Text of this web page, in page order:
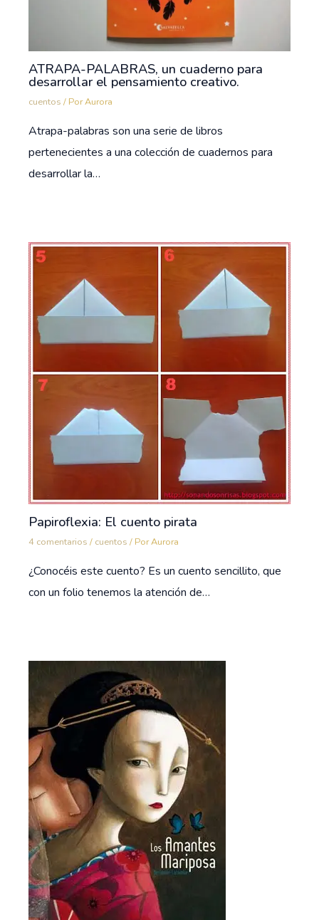
ATRAPA-PALABRAS, un cuaderno para
desarrollar el pensamiento creativo.
cuentos / PorAurora
Atrapa-palabras son una serie de libros
pertenecientes a una colección de cuadernos para
desarrollar la…
Papiroflexia: El cuento pirata
4 comentarios / cuentos / PorAurora
¿Conocéis este cuento? Es un cuento sencillito, que
con un folio tenemos la atención de…